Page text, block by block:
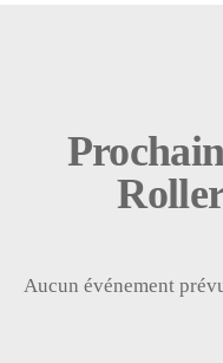
Aucun événement